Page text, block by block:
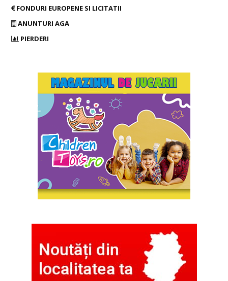
FONDURI EUROPENE SI LICITATII
ANUNTURI AGA
PIERDERI